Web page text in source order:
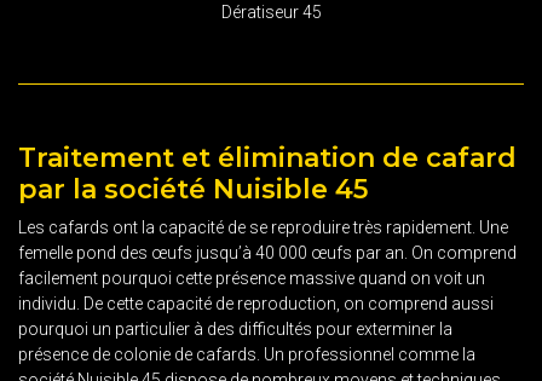
Dératiseur 45
Traitement et élimination de cafard
par la société Nuisible 45
Les cafards ont la capacité de se reproduire très rapidement. Une
femelle pond des œufs jusqu’à 40 000 œufs par an. On comprend
facilement pourquoi cette présence massive quand on voit un
individu. De cette capacité de reproduction, on comprend aussi
pourquoi un particulier à des difficultés pour exterminer la
présence de colonie de cafards. Un professionnel comme la